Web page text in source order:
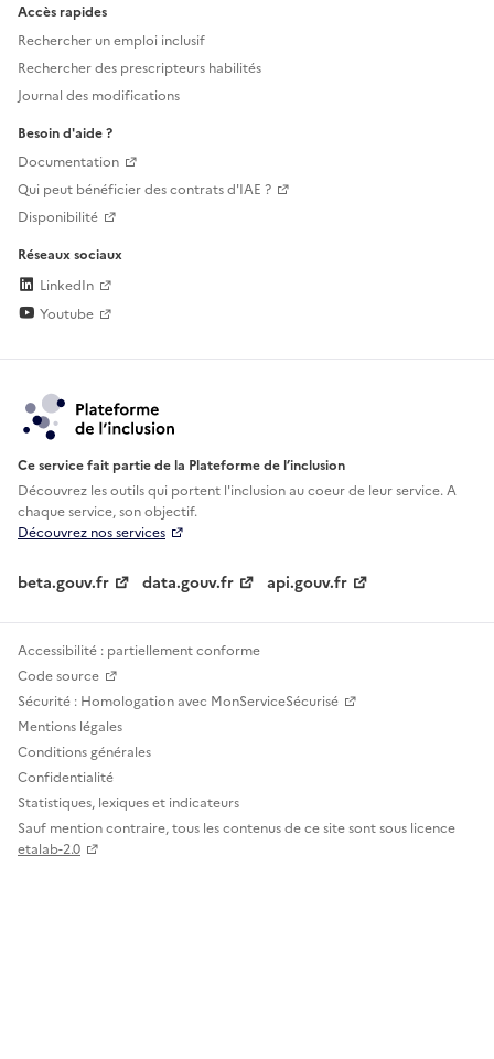
Accès rapides
Rechercher un emploi inclusif
Rechercher des prescripteurs habilités
Journal des modifications
Besoin d'aide ?
Documentation
Qui peut bénéficier des contrats d'IAE ?
Disponibilité
Réseaux sociaux
LinkedIn
Youtube
Ce service fait partie de la Plateforme de l’inclusion
Découvrez les outils qui portent l'inclusion aucoeur de leur service. A
chaque service, son objectif.
Découvrez nos services
beta.gouv.fr data.gouv.fr api.gouv.fr
Accessibilité : partiellement conforme
Code source
Sécurité : Homologation avec MonServiceSécurisé
Mentions légales
Conditions générales
Confidentialité
Statistiques, lexiques et indicateurs
Sauf mention contraire, tous les contenus de ce site sont sous licence
etalab-2.0